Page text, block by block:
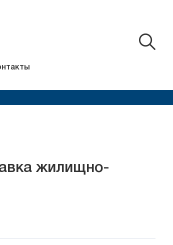
жилищно-